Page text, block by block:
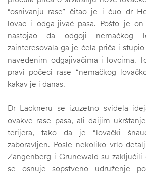
“osnivanju rase” čitao je i čuo dr
lovac i odga-jivać pasa. Pošto je
nastojao da odgoji nemačkog
zainteresovala ga je ćela priča i
navedenim odgajivačima i lovcima.
pravi počeci rase “nemačkog
kakav je i danas.
Dr Lackneru se izuzetno svidela
ovakve rase pasa, ali daijim
terijera, tako da je “lovački
zaboravljen. Posle nekoliko vrlo
Zangenberg i Grunewald su zaključili
se osnuje sopstveno udruženje